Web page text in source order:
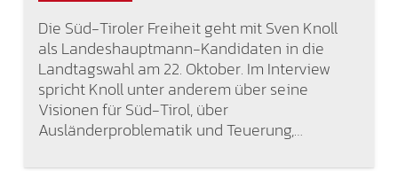
Die Süd-Tiroler Freiheit geht mit Sven Knoll
als Landeshauptmann-Kandidaten in die
Landtagswahl am 22. Oktober. Im Interview
spricht Knoll unter anderem über seine
Visionen für Süd-Tirol, über
Ausländerproblematik und Teuerung,…